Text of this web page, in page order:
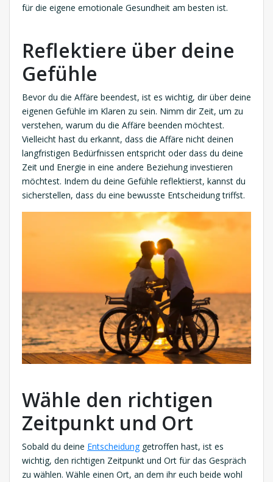
für die eigene emotionale Gesundheit am besten ist.
Reflektiere über deine
Gefühle
Bevor du die Affäre beendest, ist es wichtig, dir über deine
eigenen Gefühle im Klaren zu sein. Nimm dir Zeit, um zu
verstehen, warum du die Affäre beenden möchtest.
Vielleicht hast du erkannt, dass die Affäre nicht deinen
langfristigen Bedürfnissen entspricht oder dass du deine
Zeit und Energie in eine andere Beziehung investieren
möchtest. Indem du deine Gefühle reflektierst, kannst du
sicherstellen, dass du eine bewusste Entscheidung triffst.
Wähle den richtigen
Zeitpunkt und Ort
Sobald du deine Entscheidunggetroffen hast, ist es
wichtig, den richtigen Zeitpunkt und Ort für das Gespräch
zu wählen. Wähle einen Ort, an dem ihr euch beide wohl